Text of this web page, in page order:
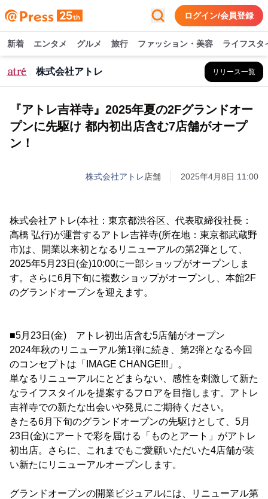
ログイン/会員登録
新着 エンタメ グルメ 旅行 ファッション・美容 ライフスタ
株式会社アトレ リリース一覧
『アトレ吉祥寺』2025年夏の2Fグランドオー
プンに先駆け 都内初出店含む7店舗がオープ
ン！
株式会社アトレ 店舗 2025年4月8日 11:00
株式会社アトレ(本社：東京都渋谷区、代表取締役社長：
高橋 弘行)が運営するアトレ吉祥寺(所在地：東京都武蔵野
市)は、開業以来初となるリニューアルの第2弾として、
2025年5月23日(金)10:00に一部ショップがオープンしま
す。さらに6月下旬に複数ショップがオープンし、本館2F
のグランドオープンを迎えます。
■5月23日(金) アトレ初出店含む5店舗がオープン
2024年秋のリニューアル第1弾に続き、第2弾となる今回
のコンセプトは「IMAGE CHANGE!!!」。
単なるリニューアルにとどまらない、感性を刺激して新た
なライフスタイルを提案するフロアを目指します。アトレ
吉祥寺での新たな出会いや発見にご期待ください。
きたる6月下旬のグランドオープンの先駆けとして、5月
23日(金)にアートで彩を届ける「ものとアート」がアトレ
初出店。さらに、これまでもご愛顧いただいた4店舗が装
い新たにリニューアルオープンします。
グランドオープンの開業ビジュアルには、リニューアル第